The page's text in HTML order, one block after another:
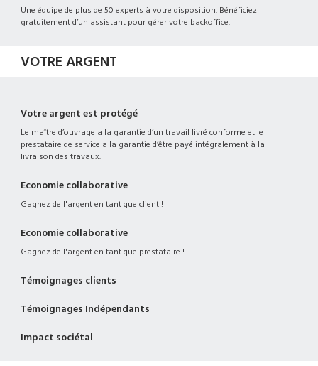
Une équipe de plus de 50 experts à votre disposition. Bénéficiez
gratuitement d’un assistant pour gérer votre backoffice.
VOTRE ARGENT
Votre argent est protégé
Le maître d’ouvrage a la garantie d’un travail livré conforme et le
prestataire de service a la garantie d’être payé intégralement à la
livraison des travaux.
Economie collaborative
Gagnez de l'argent en tant que client !
Economie collaborative
Gagnez de l'argent en tant que prestataire !
Témoignages clients
Témoignages Indépendants
Impact sociétal